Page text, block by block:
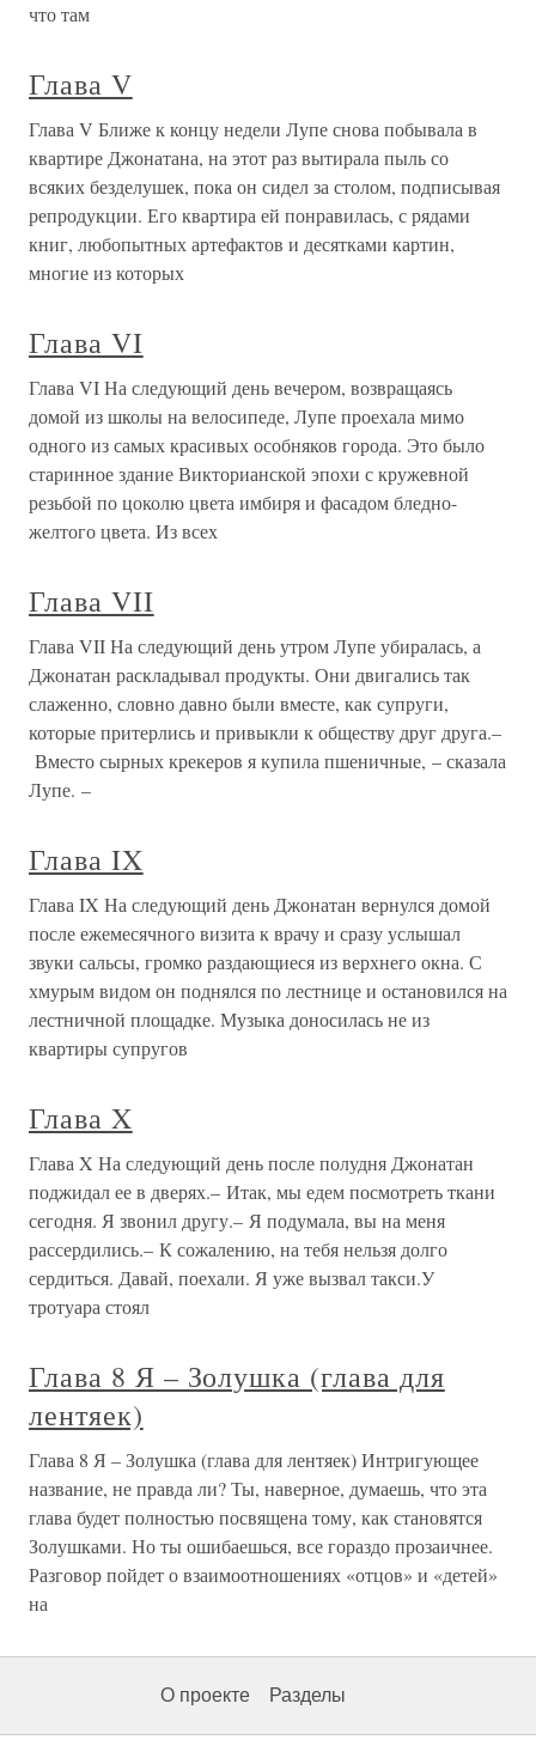
что там
Глава V
Глава V Ближе к концу недели Лупе снова побывала в
квартире Джонатана, на этот раз вытирала пыль со
всяких безделушек, пока он сидел за столом, подписывая
репродукции. Его квартира ей понравилась, с рядами
книг, любопытных артефактов и десятками картин,
многие из которых
Глава VI
Глава VI На следующий день вечером, возвращаясь
домой из школы на велосипеде, Лупе проехала мимо
одного из самых красивых особняков города. Это было
старинное здание Викторианской эпохи с кружевной
резьбой по цоколю цвета имбиря и фасадом бледно-
желтого цвета. Из всех
Глава VII
Глава VII На следующий день утром Лупе убиралась, а
Джонатан раскладывал продукты. Они двигались так
слаженно, словно давно были вместе, как супруги,
которые притерлись и привыкли к обществу друг друга.–
Вместо сырных крекеров я купила пшеничные, – сказала
Лупе. –
Глава IX
Глава IX На следующий день Джонатан вернулся домой
после ежемесячного визита к врачу и сразу услышал
звуки сальсы, громко раздающиеся из верхнего окна. С
хмурым видом он поднялся по лестнице и остановился на
лестничной площадке. Музыка доносилась не из
квартиры супругов
Глава X
Глава X На следующий день после полудня Джонатан
поджидал ее в дверях.– Итак, мы едем посмотреть ткани
сегодня. Я звонил другу.– Я подумала, вы на меня
рассердились.– К сожалению, на тебя нельзя долго
сердиться. Давай, поехали. Я уже вызвал такси.У
тротуара стоял
Глава 8 Я – Золушка (глава для
лентяек)
Глава 8 Я – Золушка (глава для лентяек) Интригующее
название, не правда ли? Ты, наверное, думаешь, что эта
глава будет полностью посвящена тому, как становятся
Золушками. Но ты ошибаешься, все гораздо прозаичнее.
Разговор пойдет о взаимоотношениях «отцов» и «детей»
на
О проекте Разделы